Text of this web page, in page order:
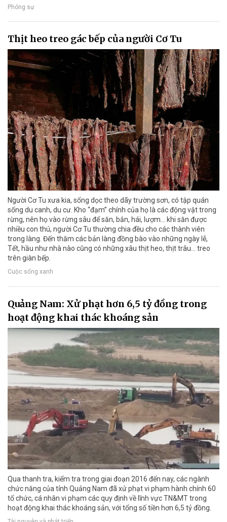
Phóng sự
Thịt heo treo gác bếp của người Cơ Tu
Người Cơ Tu xưa kia, sống dọc theo dãy trường sơn, có tập quán
sống du canh, du cư. Kho “đạm” chính của họ là các động vật trong
rừng, nên họ vào rừng sâu để săn, bắn, hái, lượm… khi săn được
nhiều con thú, người Cơ Tu thường chia đều cho các thành viên
trong làng. Đến thăm các bản làng đồng bào vào những ngày lễ,
Tết, hầu như nhà nào cũng có những xâu thịt heo, thịt trâu… treo
trên giàn bếp.
Cuộc sống xanh
Quảng Nam: Xử phạt hơn 6,5 tỷ đồng trong
hoạt động khai thác khoáng sản
Qua thanh tra, kiểm tra trong giai đoạn 2016 đến nay, các ngành
chức năng của tỉnh Quảng Nam đã xử phạt vi phạm hành chính 60
tổ chức, cá nhân vi phạm các quy định về lĩnh vực TN&MT trong
hoạt động khai thác khoáng sản, với tổng số tiền hơn 6,5 tỷ đồng.